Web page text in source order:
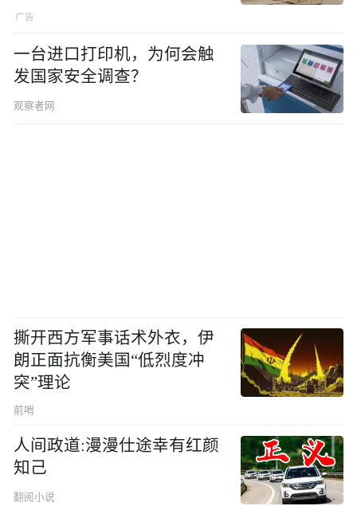
一台进口打印机，为何会触
发国家安全调查？
观察者网
撕开西方军事话术外衣，伊
朗正面抗衡美国“低烈度冲
突”理论
前哨
人间政道:漫漫仕途幸有红颜
知己
翻阅小说